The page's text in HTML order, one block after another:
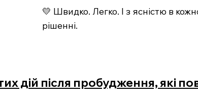
💛 Швидко. Легко. І з ясністю в
рішенні.
дій після пробудження, які